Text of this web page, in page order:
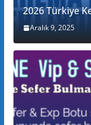
2026 Türkiye
Aralık 9, 2025